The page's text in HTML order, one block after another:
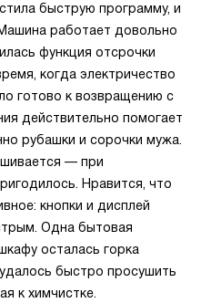
быструю программу, и
работает довольно
функция отсрочки
когда электричество
готово к возвращению с
действительно помогает
рубашки и сорочки мужа.
— при
Нравится, что
кнопки и дисплей
Одна бытовая
осталась горка
быстро просушить
к химчистке.